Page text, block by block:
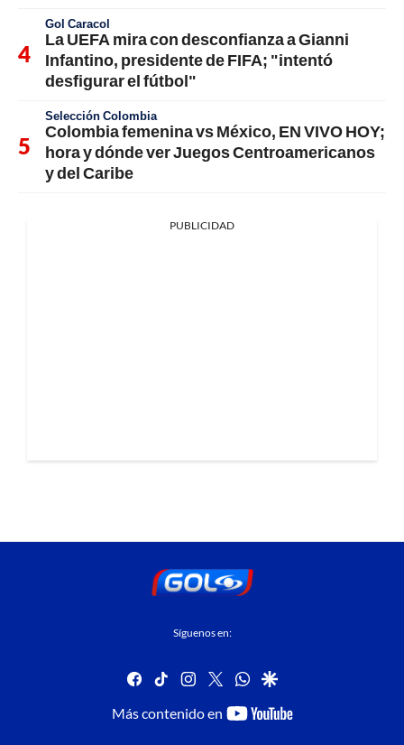
Gol Caracol
La UEFA mira con desconfianza a Gianni
Infantino, presidente de FIFA; "intentó
desfigurar el fútbol"
Selección Colombia
Colombia femenina vs México, EN VIVO HOY;
hora y dónde ver Juegos Centroamericanos
y del Caribe
PUBLICIDAD
Síguenos en:
facebook
tiktok instagram
twitterwhatsapp
google
Más contenido en
youtube-